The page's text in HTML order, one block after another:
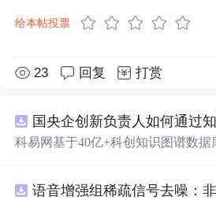
给本帖投票
23 回复 打赏
科易网基于40亿+科创知识图谱数
新领域的AI+数智化解决方案，推动